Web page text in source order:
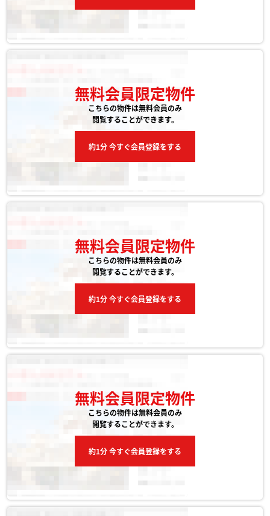
無料会員限定物件
こちらの物件は無料会員のみ
閲覧することができます。
約1分 今すぐ会員登録をする
無料会員限定物件
こちらの物件は無料会員のみ
閲覧することができます。
約1分 今すぐ会員登録をする
無料会員限定物件
こちらの物件は無料会員のみ
閲覧することができます。
約1分 今すぐ会員登録をする